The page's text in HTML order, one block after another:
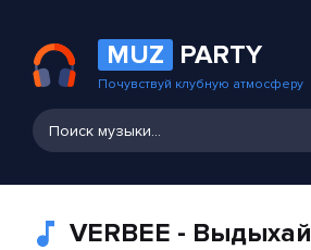
MUZ PARTY
Почувствуй клубную атмосферу
VERBEE - Выдыхай